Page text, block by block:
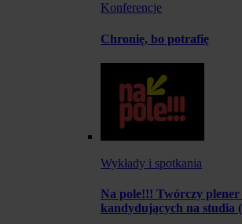
Konferencje
Chronię, bo potrafię
Wykłady i spotkania
Na pole!!! Twórczy plener
kandydujących na studia